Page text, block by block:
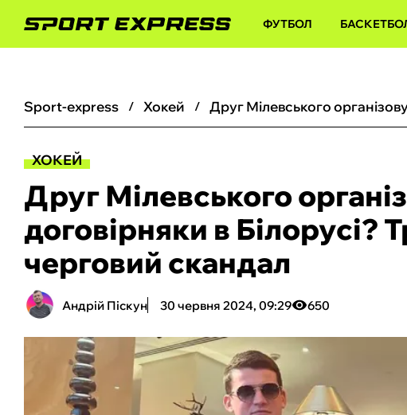
ФУТБОЛ
sport-express хокей
ХОКЕЙ
Друг Мілевського
договірняки в Білорусі?
черговий скандал
Андрій Піскун 30 червня 2024, 09:29 650